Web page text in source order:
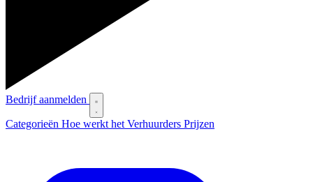
Bedrijf aanmelden
Categorieën Hoe werkt het Verhuurders Prijzen